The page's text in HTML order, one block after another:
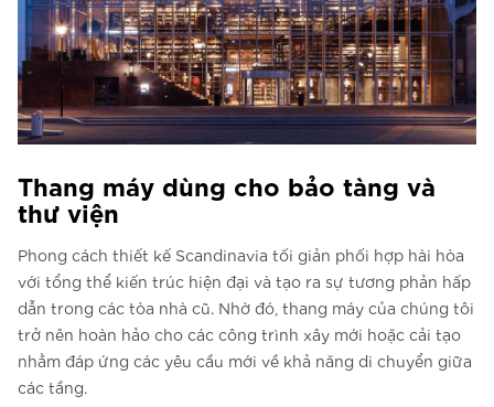
Thang máy dùng cho bảo tàng và
thư viện
Phong cách thiết kế Scandinavia tối giản phối hợp hài hòa
với tổng thể kiến trúc hiện đại và tạo ra sự tương phản hấp
dẫn trong các tòa nhà cũ. Nhờ đó, thang máy của chúng tôi
trở nên hoàn hảo cho các công trình xây mới hoặc cải tạo
nhằm đáp ứng các yêu cầu mới về khả năng di chuyển giữa
các tầng.